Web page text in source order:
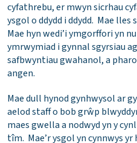
cyfathrebu, er mwyn sicrhau
ysgol o ddydd i ddydd. Mae
Mae hyn wedi’i ymgorffori yn
ymrwymiad i gynnal sgyrsiau
safbwyntiau gwahanol, a
angen.
Mae dull hynod gynhwysol ar
aelod staff o bob grŵp
maes gwella a nodwyd yn y
tîm. Mae’r ysgol yn cynnwys